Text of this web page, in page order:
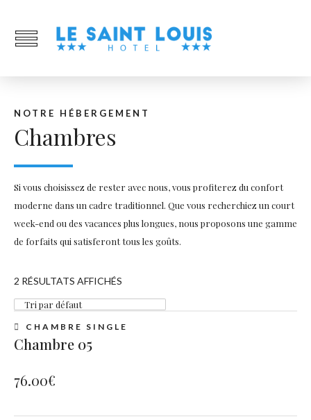
NOTRE HÉBERGEMENT
Chambres
Si vous choisissez de rester avec nous, vous profiterez du confort
moderne dans un cadre traditionnel. Que vous recherchiez un court
week-end ou des vacances plus longues, nous proposons une gamme
de forfaits qui satisferont tous les goûts.
2 RÉSULTATS AFFICHÉS
CHAMBRE SINGLE
Chambre 05
76.00€